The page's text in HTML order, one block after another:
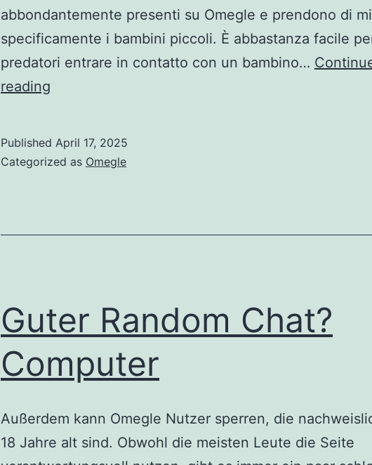
abbondantemente presenti su Omegle e prendono di
specificamente i bambini piccoli. È abbastanza facile
predatori entrare in contatto con un bambino…
reading
App
Published April 17, 2025
Categorized as Omegle
Guter Random Chat?
Computer
Außerdem kann Omegle Nutzer sperren, die
18 Jahre alt sind. Obwohl die meisten Leute die Seite